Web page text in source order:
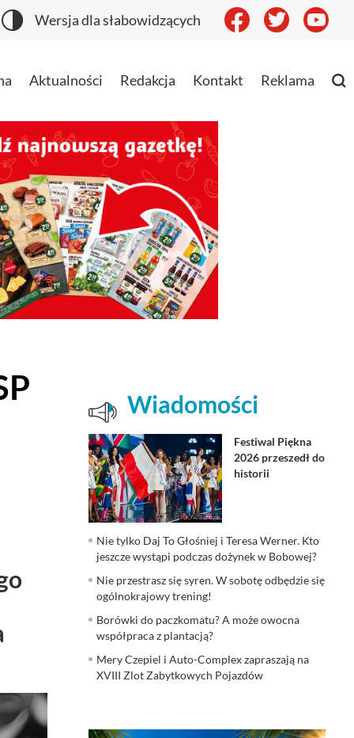
Wersja dla słabowidzących
Aktualności Redakcja Kontakt Reklama
Wiadomości
Festiwal Piękna
2026 przeszedł do
historii
Nie tylko Daj To Głośniej i Teresa Werner. Kto
jeszcze wystąpi podczas dożynek w Bobowej?
Nie przestrasz się syren. W sobotę odbędzie się
ogólnokrajowy trening!
Borówki do paczkomatu? A może owocna
współpraca z plantacją?
Mery Czepiel i Auto-Complex zapraszają na
XVIII Zlot Zabytkowych Pojazdów